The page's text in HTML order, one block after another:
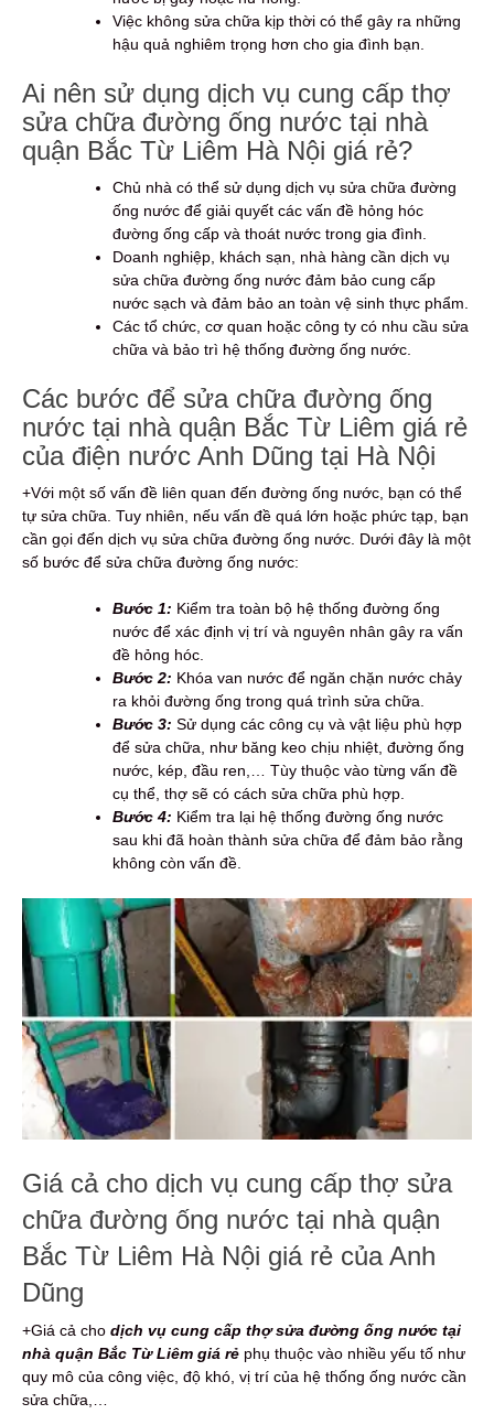
Việc không sửa chữa kịp thời có thể gây ra những
hậu quả nghiêm trọng hơn cho gia đình bạn.
Ai nên sử dụng dịch vụ cung cấp thợ
sửa chữa đường ống nước tại nhà
quận Bắc Từ Liêm Hà Nội giá rẻ?
Chủ nhà có thể sử dụng dịch vụ sửa chữa đường
ống nước để giải quyết các vấn đề hỏng hóc
đường ống cấp và thoát nước trong gia đình.
Doanh nghiệp, khách sạn, nhà hàng cần dịch vụ
sửa chữa đường ống nước đảm bảo cung cấp
nước sạch và đảm bảo an toàn vệ sinh thực phẩm.
Các tổ chức, cơ quan hoặc công ty có nhu cầu sửa
chữa và bảo trì hệ thống đường ống nước.
Các bước để sửa chữa đường ống
nước tại nhà quận Bắc Từ Liêm giá rẻ
của điện nước Anh Dũng tại Hà Nội
+Với một số vấn đề liên quan đến đường ống nước, bạn có thể
tự sửa chữa. Tuy nhiên, nếu vấn đề quá lớn hoặc phức tạp, bạn
cần gọi đến dịch vụ sửa chữa đường ống nước. Dưới đây là một
số bước để sửa chữa đường ống nước:
Bước 1: Kiểm tra toàn bộ hệ thống đường ống
nước để xác định vị trí và nguyên nhân gây ra vấn
đề hỏng hóc.
Bước 2: Khóa van nước để ngăn chặn nước chảy
ra khỏi đường ống trong quá trình sửa chữa.
Bước 3: Sử dụng các công cụ và vật liệu phù hợp
để sửa chữa, như băng keo chịu nhiệt, đường ống
nước, kép, đầu ren,… Tùy thuộc vào từng vấn đề
cụ thể, thợ sẽ có cách sửa chữa phù hợp.
Bước 4: Kiểm tra lại hệ thống đường ống nước
sau khi đã hoàn thành sửa chữa để đảm bảo rằng
không còn vấn đề.
Giá cả cho dịch vụ cung cấp thợ sửa
chữa đường ống nước tại nhà quận
Bắc Từ Liêm Hà Nội giá rẻ của Anh
Dũng
+Giá cả cho dịch vụ cung cấp thợ sửa đường ống nước tại
nhà quận Bắc Từ Liêm giá rẻ phụ thuộc vào nhiều yếu tố như
quy mô của công việc, độ khó, vị trí của hệ thống ống nước cần
sửa chữa,…